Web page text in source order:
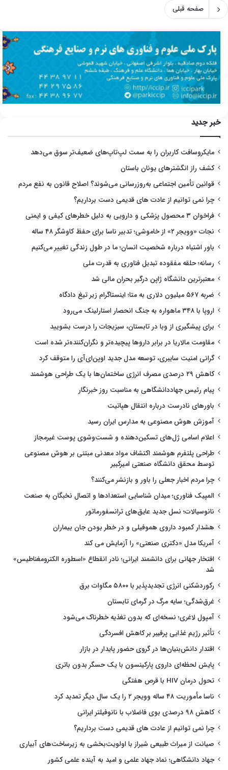
صفحه قبلی
خبر جدید
مایکروسافت کاربران را به سمت لپ‌تاپ‌های ضعیف‌تر سوق می‌دهد
کشف راز انگشترهای یونان باستان
قوانین تأمین اجتماعی به‌روزرسانی می‌شوند؟ اصلاح قانون به نفع مردم
چرا نمی توانیم از عادت های قدیمی دست برداریم؟
فراخوان ۳ محصول پزشکی و دارویی به دلیل خطرهای کیفی و ایمنی
نجات «وویجر ۲» از خاموشی؛ تدبیر ناسا برای حفظ کاوشگر ۴۸ ساله
باور اشتباه درباره شخصیت انسان؛ ما در طول زندگی تغییر می‌کنیم
رسانه؛ حلقه مفقوده تبدیل فناوری به قدرت ملی
معتبرترین دانشگاه ژاپن درگیر بحران مالی شد
ضربه ۵۶۷ میلیون دلاری به متا؛ اینستاگرام زیر تیغ دادگاه
اروپا با ۳۴۸ ماهواره به جنگ انحصار استارلینک می‌رود
برای پیشگیری از وبا در تابستان، سبزیجات را درست بشویید
مقاومت مالاریا در برابر داروها پیچیده‌تر و نگران‌کننده‌تر شده است
گرانی امنیت سایبری، توسعه مدل جدید اوپن‌ای‌آی را متوقف کرد
کاهش ۲۹ درصدی مصرف انرژی ساختمان‌ها با یک طراحی هوشمند
پیام رئیس جهاددانشگاهی به مناسبت روز خبرنگار
باورهای نادرست درباره انتقال هپاتیت
آموزش هوش مصنوعی به مدارس ایران رسید
اعلام اسامی ژل‌های تسکین‌دهنده و شست‌وشوی پوست غیرمجاز
طراحی پلتفرم هوشمند اکتشاف مواد معدنی مبتنی بر هوش مصنوعی
توسط محقق دانشگاه صنعتی امیرکبیر
چرا مردم اخبار جعلی را باور و بازنشر می‌کنند؟
المپیک فناوری؛ میدان شناسایی استعدادها و اتصال نخبگان به صنعت
نانوسیالات؛ نسل جدید عایق‌های ترانسفورماتور
هشدار کمبود داروی هموفیلی و در خطر بودن جان بیماران
آمریکا مدل «دکتری صنعتی» را آزمایش می کند
افتخار جهانی برای دانشمند ایرانی؛ نادر انقطاع «اسطوره الکترومغناطیس»
شد
رکوردشکنی انرژی تجدیدپذیر با ۵۸۰۰ مگاوات برق
غرق‌شدگی؛ سایه مرگ در گرمای تابستان
آمپول لاغری؛ نسخه‌ای که بدون تغذیه خطرناک می‌شود
تأثیر رژیم غذایی پرفیبر بر کاهش افسردگی
اقتدار دانش‌بنیان‌ها در گروی حضور پایدار در بازار
پایش لحظه‌ای داروی پارکینسون با یک حسگر بدون باتری
تحول درمان HIV با قرص هفتگی
ناسا مأموریت ۴۸ ساله وویجر ۲ را یک سال دیگر تمدید کرد
کاهش ۹۸ درصدی بوی فاضلاب با نانوفیلتر ایرانی
چرا نمی توانیم از عادت های قدیمی دست برداریم؟
صیانت از میراث طبیعی شیراز با اولویت‌بخشی به زیرساخت‌های آبیاری
جهاد دانشگاهی؛ نماد جهاد علمی و امید به آینده علمی کشور